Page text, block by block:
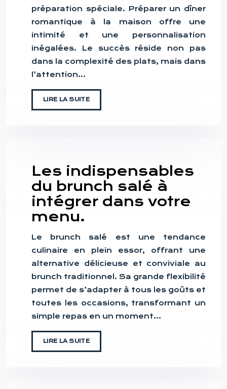
préparation spéciale. Préparer un dîner
romantique à la maison offre une
intimité et une personnalisation
inégalées. Le succès réside non pas
dans la complexité des plats, mais dans
l’attention…
LIRE LA SUITE
Les indispensables
du brunch salé à
intégrer dans votre
menu.
Le brunch salé est une tendance
culinaire en plein essor, offrant une
alternative délicieuse et conviviale au
brunch traditionnel. Sa grande flexibilité
permet de s’adapter à tous les goûts et
toutes les occasions, transformant un
simple repas en un moment…
LIRE LA SUITE